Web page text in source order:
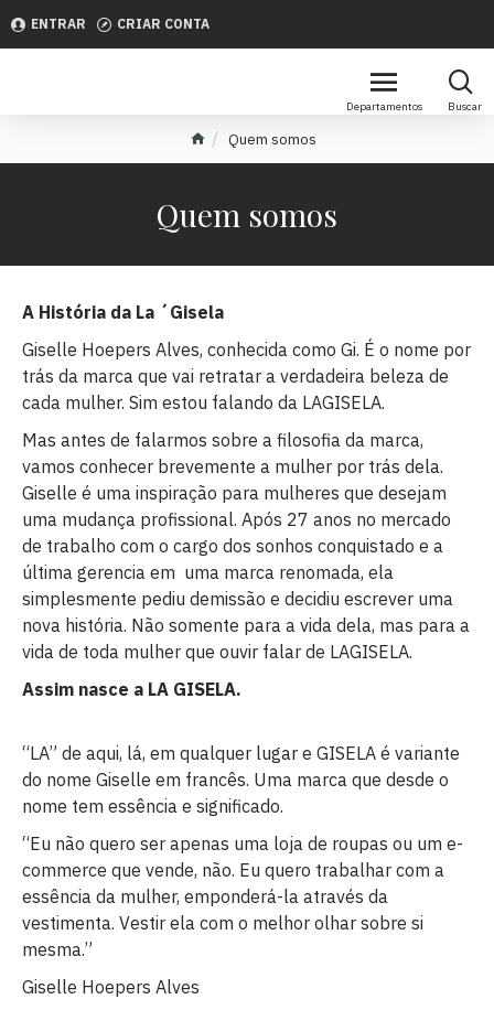
ENTRAR CRIAR CONTA
Quem somos
Quem somos
A História da La ´Gisela
Giselle Hoepers Alves, conhecida como Gi. É o nome por
trás da marca que vai retratar a verdadeira beleza de
cada mulher. Sim estou falando da LAGISELA.
Mas antes de falarmos sobre a filosofia da marca,
vamos conhecer brevemente a mulher por trás dela.
Giselle é uma inspiração para mulheres que desejam
uma mudança profissional. Após 27 anos no mercado
de trabalho com o cargo dos sonhos conquistado e a
última gerencia em uma marca renomada, ela
simplesmente pediu demissão e decidiu escrever uma
nova história. Não somente para a vida dela, mas para a
vida de toda mulher que ouvir falar de LAGISELA.
Assim nasce a LA GISELA.
“LA” de aqui, lá, em qualquer lugar e GISELA é variante
do nome Giselle em francês. Uma marca que desde o
nome tem essência e significado.
“Eu não quero ser apenas uma loja de roupas ou um e-
commerce que vende, não. Eu quero trabalhar com a
essência da mulher, emponderá-la através da
vestimenta. Vestir ela com o melhor olhar sobre si
mesma.”
Giselle Hoepers Alves